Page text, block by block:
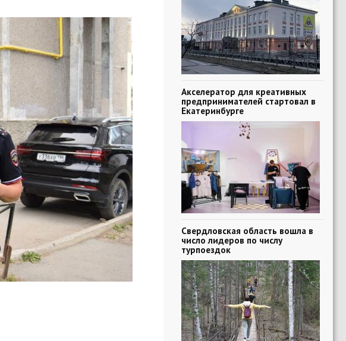
Акселератор для креативных
предпринимателей стартовал в
Екатеринбурге
Свердловская область вошла в
число лидеров по числу
турпоездок